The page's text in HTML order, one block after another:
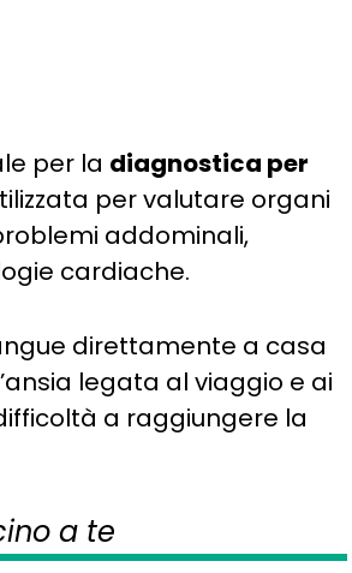
per la diagnostica per
per valutare organi
addominali,
cardiache.
direttamente a casa
legata al viaggio e ai
a raggiungere la
a te